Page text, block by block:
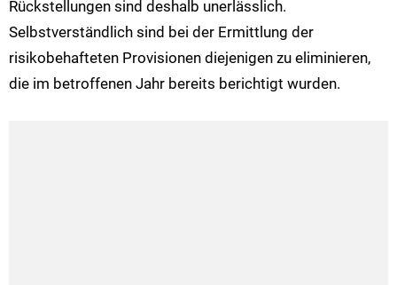
Rückstellungen sind deshalb unerlässlich.
Selbstverständlich sind bei der Ermittlung der
risikobehafteten Provisionen diejenigen zu eliminieren,
die im betroffenen Jahr bereits berichtigt wurden.